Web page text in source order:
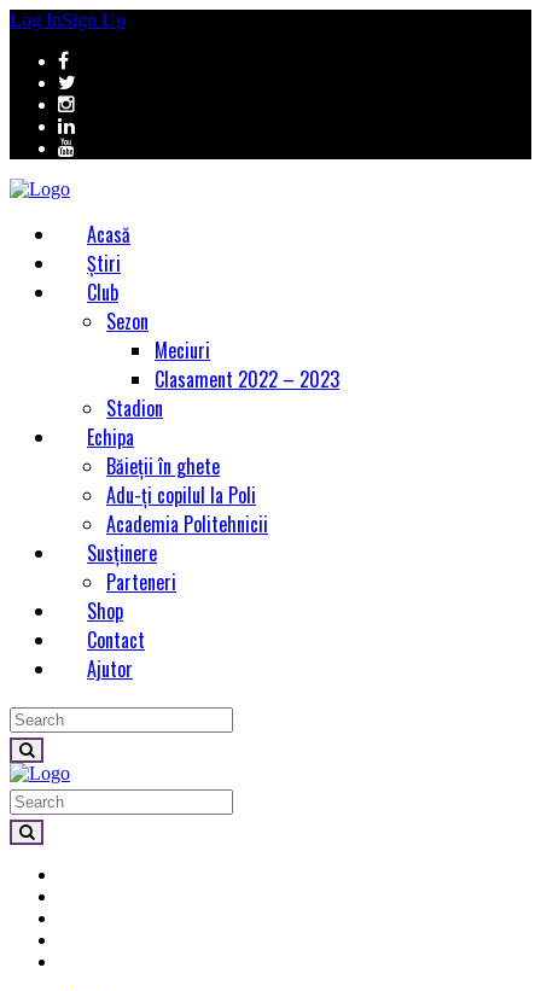
Log InSign Up
Acasă
Știri
Club
Sezon
Meciuri
Clasament 2022 – 2023
Stadion
Echipa
Băieții în ghete
Adu-ți copilul la Poli
Academia Politehnicii
Susținere
Parteneri
Shop
Contact
Ajutor